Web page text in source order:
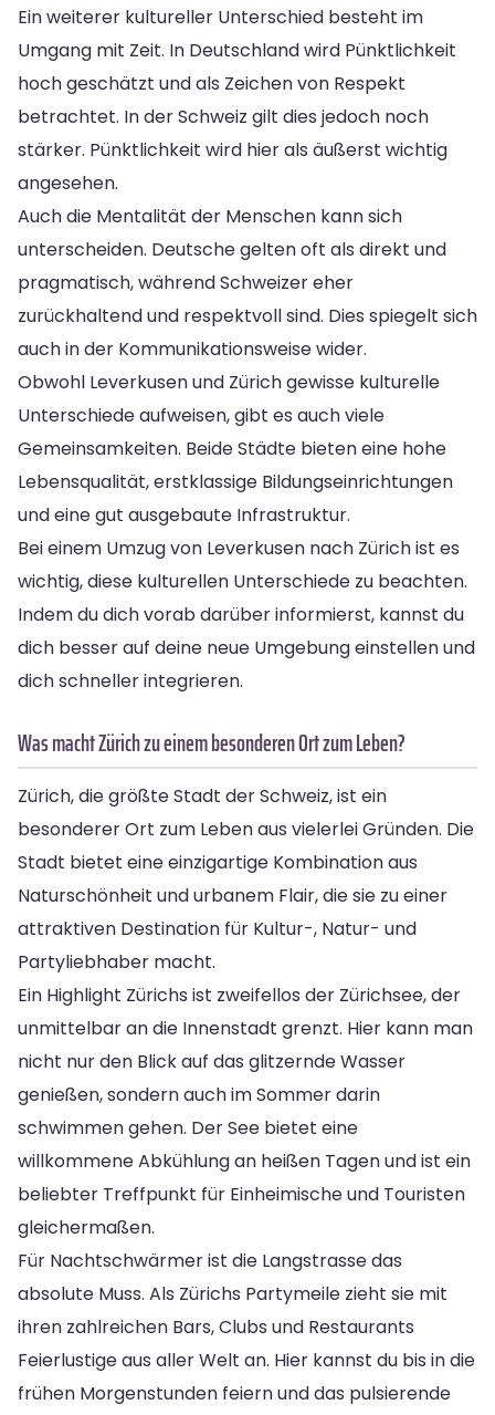
Ein weiterer kultureller Unterschied besteht im
Umgang mit Zeit. In Deutschland wird Pünktlichkeit
hoch geschätzt und als Zeichen von Respekt
betrachtet. In der Schweiz gilt dies jedoch noch
stärker. Pünktlichkeit wird hier als äußerst wichtig
angesehen.
Auch die Mentalität der Menschen kann sich
unterscheiden. Deutsche gelten oft als direkt und
pragmatisch, während Schweizer eher
zurückhaltend und respektvoll sind. Dies spiegelt sich
auch in der Kommunikationsweise wider.
Obwohl Leverkusen und Zürich gewisse kulturelle
Unterschiede aufweisen, gibt es auch viele
Gemeinsamkeiten. Beide Städte bieten eine hohe
Lebensqualität, erstklassige Bildungseinrichtungen
und eine gut ausgebaute Infrastruktur.
Bei einem Umzug von Leverkusen nach Zürich ist es
wichtig, diese kulturellen Unterschiede zu beachten.
Indem du dich vorab darüber informierst, kannst du
dich besser auf deine neue Umgebung einstellen und
dich schneller integrieren.
Was macht Zürich zu einem besonderen Ort zum Leben?
Zürich, die größte Stadt der Schweiz, ist ein
besonderer Ort zum Leben aus vielerlei Gründen. Die
Stadt bietet eine einzigartige Kombination aus
Naturschönheit und urbanem Flair, die sie zu einer
attraktiven Destination für Kultur-, Natur- und
Partyliebhaber macht.
Ein Highlight Zürichs ist zweifellos der Zürichsee, der
unmittelbar an die Innenstadt grenzt. Hier kann man
nicht nur den Blick auf das glitzernde Wasser
genießen, sondern auch im Sommer darin
schwimmen gehen. Der See bietet eine
willkommene Abkühlung an heißen Tagen und ist ein
beliebter Treffpunkt für Einheimische und Touristen
gleichermaßen.
Für Nachtschwärmer ist die Langstrasse das
absolute Muss. Als Zürichs Partymeile zieht sie mit
ihren zahlreichen Bars, Clubs und Restaurants
Feierlustige aus aller Welt an. Hier kannst du bis in die
frühen Morgenstunden feiern und das pulsierende